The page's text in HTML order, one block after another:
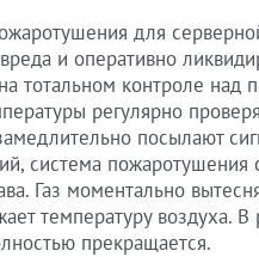
для
и оперативно
тотальном контроле
регулярно
посылают
система
Газ моментально
температуру воздуха.
прекращается.